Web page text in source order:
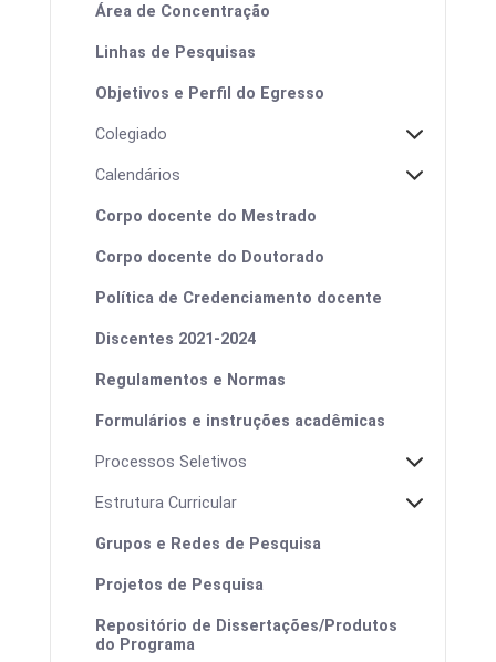
Calendário de defesas
Área de Concentração
Linhas de Pesquisas
Objetivos e Perfil do Egresso
Colegiado
Calendários
Corpo docente do Mestrado
Corpo docente do Doutorado
Política de Credenciamento docente
Discentes 2021-2024
Regulamentos e Normas
Formulários e instruções acadêmicas
Processos Seletivos
Estrutura Curricular
Grupos e Redes de Pesquisa
Projetos de Pesquisa
Repositório de Dissertações/Produtos
do Programa